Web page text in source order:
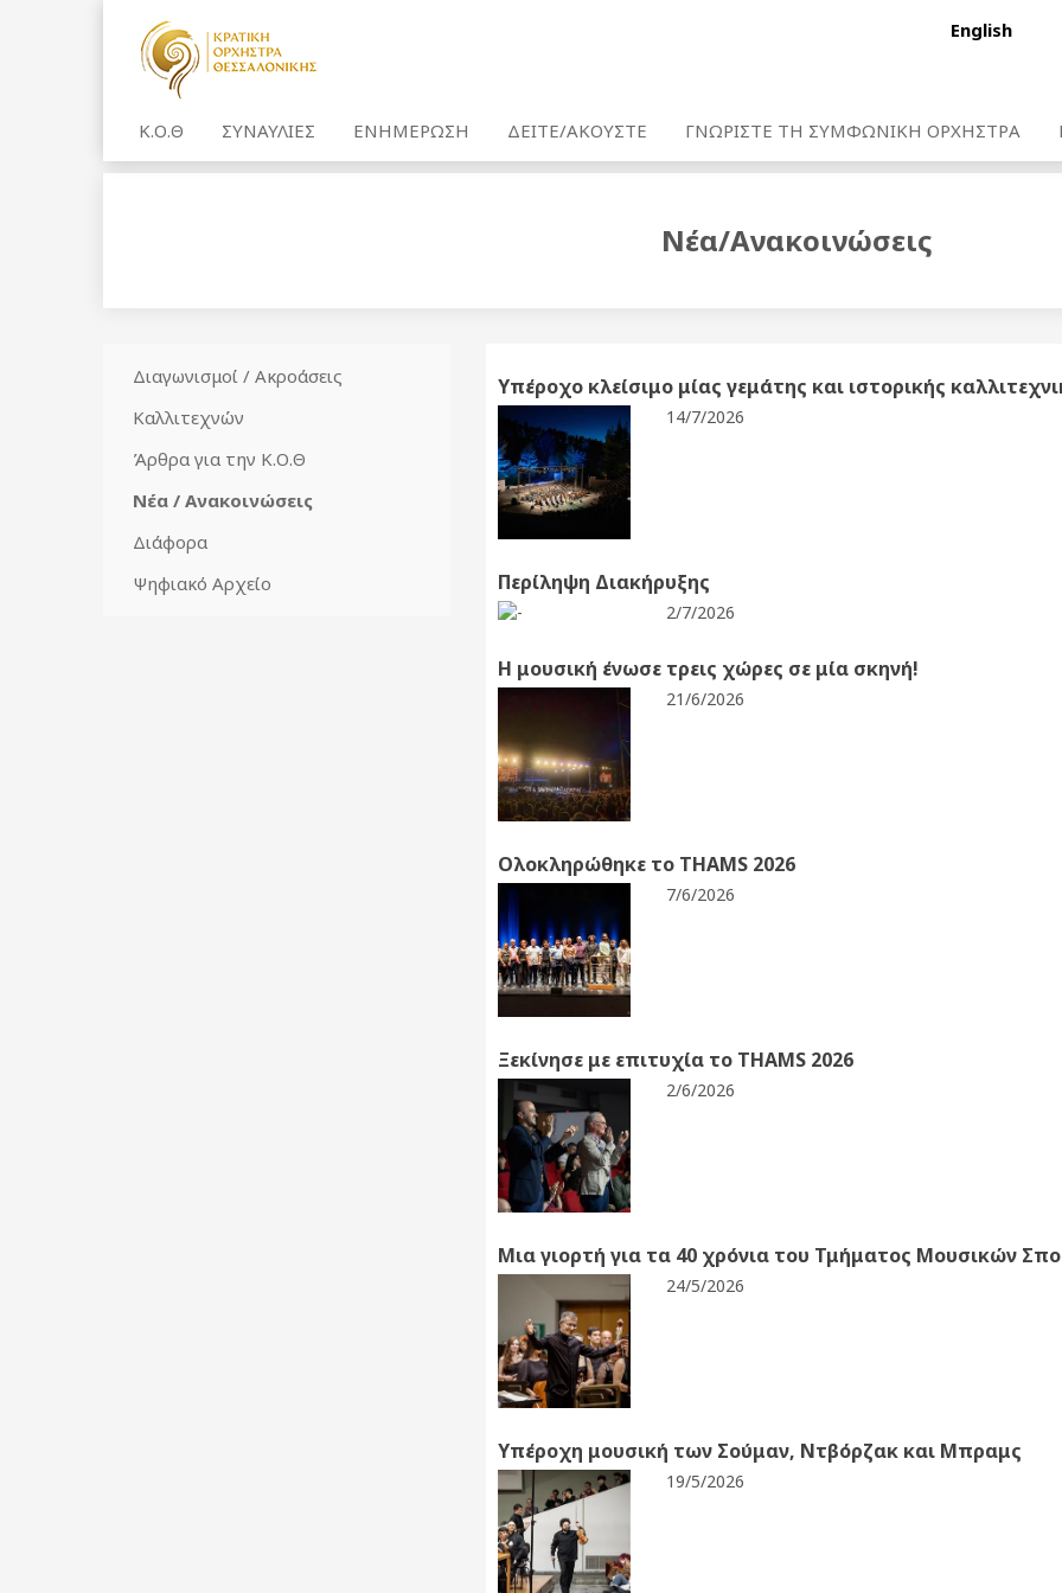
English
Κ.Ο.Θ ΣΥΝΑΥΛΙΕΣ ΕΝΗΜΕΡΩΣΗ ΔΕΙΤΕ/ΑΚΟΥΣΤΕ ΓΝΩΡΙΣΤΕ ΤΗ ΣΥΜΦΩΝΙΚΗ ΟΡΧΗΣΤΡΑ
Νέα/Ανακοινώσεις
Υπέροχο κλείσιμο μίας γεμάτης και ιστορικής
14/7/2026
Περίληψη Διακήρυξης
2/7/2026
Η μουσική ένωσε τρεις χώρες σε μία σκηνή!
21/6/2026
Ολοκληρώθηκε το THAMS 2026
7/6/2026
Ξεκίνησε με επιτυχία το THAMS 2026
2/6/2026
Μια γιορτή για τα 40 χρόνια του Τμήματος Μουσικών
24/5/2026
Υπέροχη μουσική των Σούμαν, Ντβόρζακ και Μπραμς
19/5/2026
Διαγωνισμοί / Ακροάσεις
Καλλιτεχνών
Άρθρα για την Κ.Ο.Θ
Νέα / Ανακοινώσεις
Διάφορα
Ψηφιακό Αρχείο